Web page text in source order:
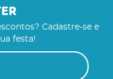
Cadastre-se e
festa!